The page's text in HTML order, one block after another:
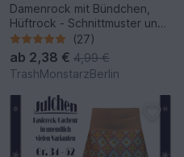
Damenrock mit Bündchen,
Hüftrock - Schnittmuster und
Nähanleitung(27)
ab 2,38 € 4,99 €
TrashMonstarzBerlin